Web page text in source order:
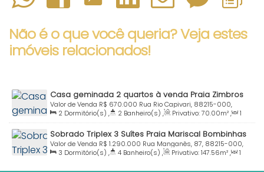
Não é o que você queria? Veja estes
imóveis relacionados!
Casa geminada 2 quartos à venda Praia Zimbros
Bombinhas SC
R$ 670.000
Valor de Venda
Rua Rio Capivari, 88215-000,
Zimbros, Bombinhas, Santa Catarina, Brasil
2 Dormitório(s) , 2 Banheiro(s) , Privativo:70.00m²,
1
Sala(s) , 1 Suíte(s), Total:75.00m², 1Vaga(s),
Útil:
70.00m²
Sobrado Triplex 3 Suítes Praia Mariscal Bombinhas
SC
R$ 1.290.000
Valor de Venda
Rua Manganês, 87, 88215-000,
Mariscal, Bombinhas, Santa Catarina, Brasil
3 Dormitório(s) , 4 Banheiro(s) , Privativo:147.56m²,
1